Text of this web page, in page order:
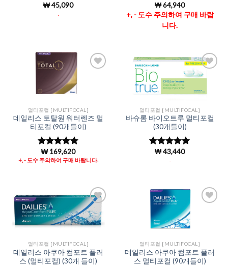
5 중에서
로 평
₩45,090
5 중에서
4.96로 평
가됨
₩64,940
+, - 도수 주의하여 구매 바랍
니다.
멀티포컬 [MULTIFOCAL]
데일리스 토탈원 워터렌즈 멀
티포컬 (90개들이)
5 중에서
4.99로 평
₩169,620
+, - 도수 주의하여 구매 바랍니다.
Add to
멀티포컬 [MULTIFOCAL]
바슈롬 바이오트루 멀티포컬
(30개들이)
5 중에서
로 평가됨
₩43,440
Add to
Wishlist
멀티포컬 [MULTIFOCAL]
데일리스 아쿠아 컴포트 플러
스 (멀티포컬) (30개 들이)
멀티포컬 [MULTIFOCAL]
데일리스 아쿠아 컴포트 플러
스 멀티포컬 (90개들이)